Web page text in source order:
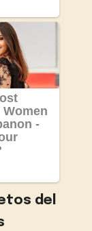
del